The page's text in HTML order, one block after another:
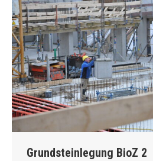
Grundsteinlegung BioZ 2